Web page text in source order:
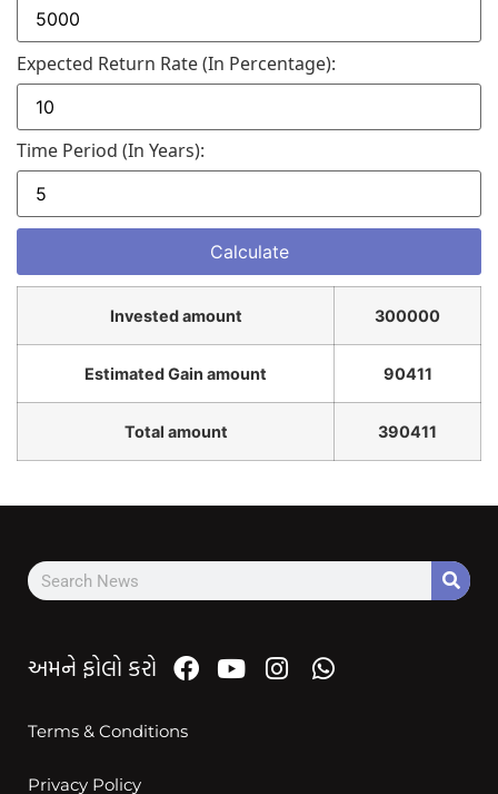
Expected Return Rate (in Percentage):
Time Period (in Years):
Invested amount 300000
Estimated Gain amount 90411
Total amount 390411
અમને ફોલો કરો
Terms & Conditions
Privacy Policy